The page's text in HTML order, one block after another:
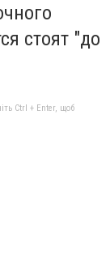
стоят "до
Ctrl + Enter, щоб